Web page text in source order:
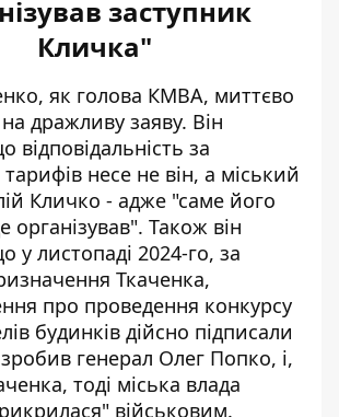
заступник
Кличка"
як голова КМВА, миттєво
на дражливу заяву. Він
відповідальність за
несе не він, а міський
Кличко - адже "саме його
організував". Також він
у листопаді 2024-го, за
Ткаченка,
про проведення конкурсу
будинків дійсно підписали
генерал Олег Попко, і,
тоді міська влада
військовим.